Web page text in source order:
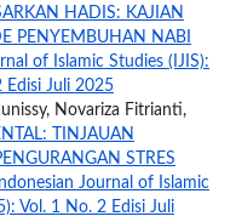
HADIS: KAJIAN
PENYEMBUHAN NABI
of Islamic Studies (IJIS):
Edisi Juli 2025
Novariza Fitrianti,
TINJAUAN
STRES
Indonesian Journal of Islamic
Vol. 1 No. 2 Edisi Juli